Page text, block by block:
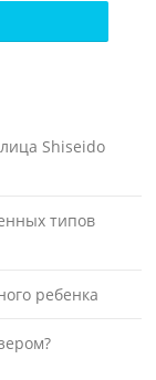
Shiseido
типов
ребенка